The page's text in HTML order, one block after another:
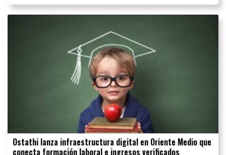
Ostathi lanza infraestructura digital en Oriente Medio que
conecta formación laboral e ingresos verificados